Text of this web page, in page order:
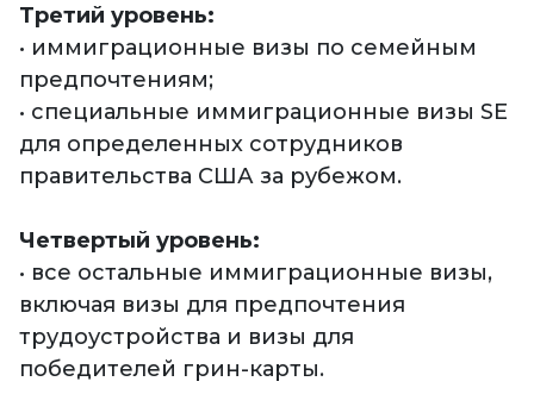
Третий уровень:
• иммиграционные визы по семейным
предпочтениям;
• специальные иммиграционные визы SE
для определенных сотрудников
правительства США за рубежом.
Четвертый уровень:
• все остальные иммиграционные визы,
включая визы для предпочтения
трудоустройства и визы для
победителей грин-карты.